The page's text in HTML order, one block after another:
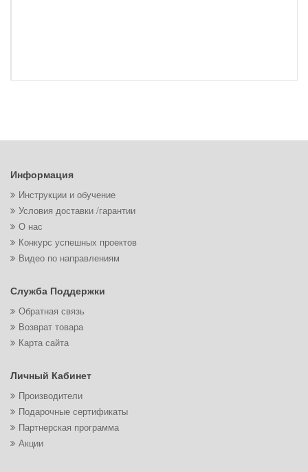
Информация
Инструкции и обучение
Условия доставки /гарантии
О нас
Конкурс успешных проектов
Видео по направлениям
Служба Поддержки
Обратная связь
Возврат товара
Карта сайта
Личный Кабинет
Производители
Подарочные сертификаты
Партнерская программа
Акции